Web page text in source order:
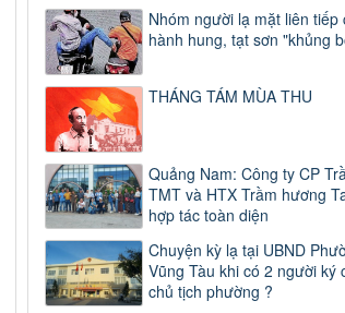
Nhóm người lạ mặt liên tiếp
hành hung, tạt sơn "khủng
THÁNG TÁM MÙA THU
Quảng Nam: Công ty CP
TMT và HTX Trầm hương
hợp tác toàn diện
Chuyện kỳ lạ tại UBND
Vũng Tàu khi có 2 người ký
chủ tịch phường ?